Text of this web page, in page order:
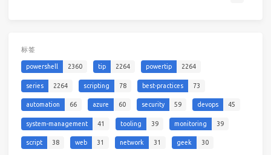
标签
powershell 2360 tip 2264 powertip 2264
series 2264 scripting 78 best-practices 73
automation 66 azure 60 security 59 devops 45
system-management 41 tooling 39 monitoring 39
script 38 web 31 network 31 geek 30